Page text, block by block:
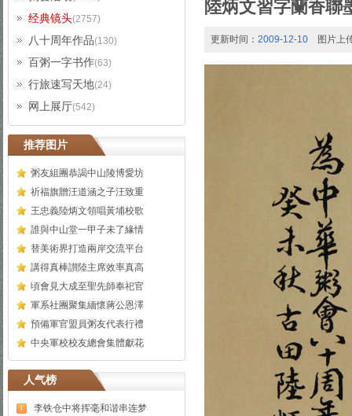
经典镜头(2757)
八十周年作品(130)
百粥一字书作(63)
行旅速写天地(24)
网上展厅(542)
推荐图片
粥友組團恭謁中山陵博愛坊
祈福旗贈汪道涵之子汪致重
王忠義陸炳文領唱黃埔校歌
誰與中山堂一甲子未了緣情
替美術界打造兩岸交流平台
講得真棒讃陸主席效率真高
頃會見大成至聖先師奉祀官
軍系社團聚集緬懷蔣公恩澤
預備軍官盟員粥友代表行禮
中央軍校校友總會集體獻花
人气榜
李铁仓中将挥毫和谐串连梦
陸炳文習字蘭香聯
更新时间： 2009-12-10 图片上